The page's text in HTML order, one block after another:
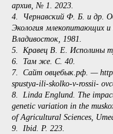
архив, № 1. 2023.
4. Чернавский Ф. Б. и др.
Экология млекопитающих
Владивосток, 1981.
5. Кравец В. Е. Исполины
6. Там же. С. 40.
7. Сайт овцебык.рф. —
spustya-ili-skolko-v-rossii-
8. Linda Englund. The
genetic variation in the
of Agricultural Sciences,
9. Ibid. P. 223.